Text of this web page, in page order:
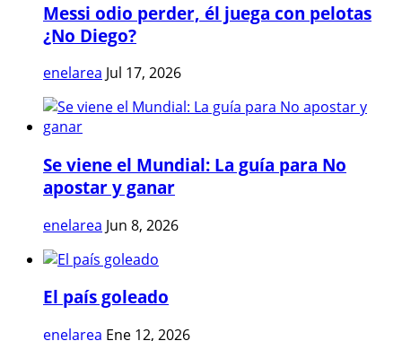
Messi odio perder, él juega con pelotas
¿No Diego?
enelarea Jul 17, 2026
Se viene el Mundial: La guía para No
apostar y ganar
enelarea Jun 8, 2026
El país goleado
enelarea Ene 12, 2026